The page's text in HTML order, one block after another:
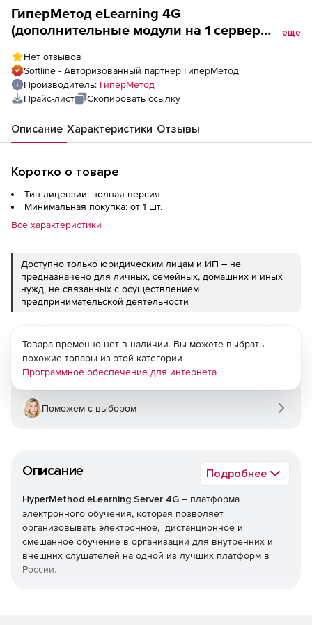
ГиперМетод eLearning 4G
(дополнительные модули на 1 сервер
расписанием
еще
Нет отзывов
Softline - Авторизованный партнер ГиперМетод
Производитель: ГиперМетод
Прайс-лист
Скопировать ссылку
Описание Характеристики Отзывы
Коротко о товаре
Тип лицензии: полная версия
Минимальная покупка: от 1 шт.
Все характеристики
Доступно только юридическим лицам и ИП – не
предназначено для личных, семейных, домашних и иных
нужд, не связанных с осуществлением
предпринимательской деятельности
Описание Подробнее
HyperMethod eLearning Server 4G – платформа
электронного обучения, которая позволяет
организовывать электронное, дистанционное и
смешанное обучение в организации для внутренних и
внешних слушателей на одной из лучших платформ в
России.
Товара временно нет в наличии. Вы можете выбрать
похожие товары из этой категории
Программное обеспечение для интернета
Поможем с выбором